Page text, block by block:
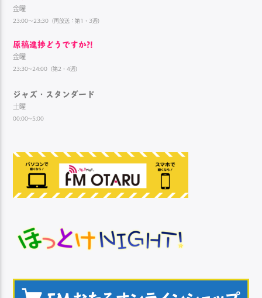
金曜
23:00～23:30（再放送：第1・3週）
原稿進捗どうですか?!
金曜
23:30~24:00（第2・4週）
ジャズ・スタンダード
土曜
00:00~5:00